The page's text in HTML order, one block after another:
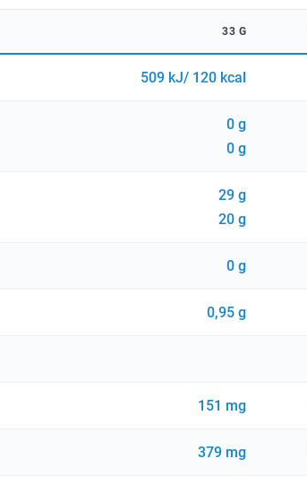
33 G
509 kJ/ 120 kcal
0 g
0 g
29 g
20 g
0 g
0,95 g
151 mg
379 mg